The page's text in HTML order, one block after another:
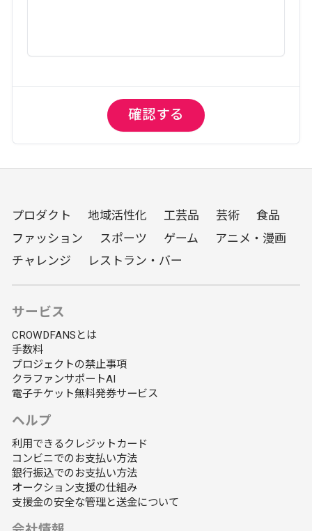
プロダクト 地域活性化 工芸品 芸術
食品
ファッション
スポーツ ゲーム
アニメ・漫画
チャレンジ
レストラン・バー
サービス
CROWDFANSとは
手数料
プロジェクトの禁止事項
クラファンサポートAI
電子チケット無料発券サービス
ヘルプ
利用できるクレジットカード
コンビニでのお支払い方法
銀行振込でのお支払い方法
オークション支援の仕組み
支援金の安全な管理と送金について